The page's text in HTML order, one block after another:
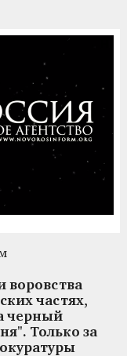
воровства
частях,
черный
Только за